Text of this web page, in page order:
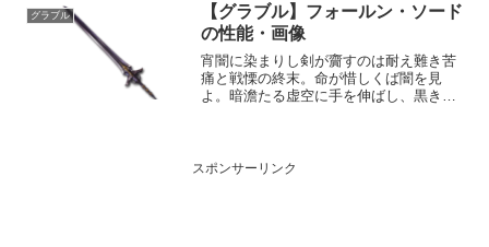
う。HP攻撃力MAXLv375600100召喚最上
の恩寵☆☆...
グラブル
【グラブル】フォールン・ソード
の性能・画像
宵闇に染まりし剣が齎すのは耐え難き苦
痛と戦慄の終末。命が惜しくば闇を見
よ。暗澹たる虚空に手を伸ばし、黒き刃
ン・スラッシュ...
スポンサーリンク